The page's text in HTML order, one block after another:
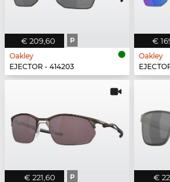
€ 209,60 P
Oakley
EJECTOR - 414203
€
Oakley
€ 221,60 P €